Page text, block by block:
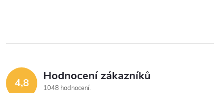
4,8 Hodnocení zákazníků
1048 hodnocení